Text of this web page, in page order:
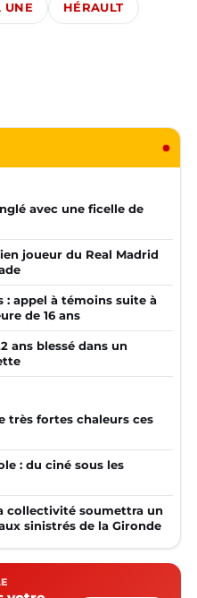
UNE HÉRAULT
avec une ficelle de
joueur du Real Madrid
: appel à témoins suite à
de 16 ans
ans blessé dans un
très fortes chaleurs ces
: du ciné sous les
collectivité soumettra un
sinistrés de la Gironde